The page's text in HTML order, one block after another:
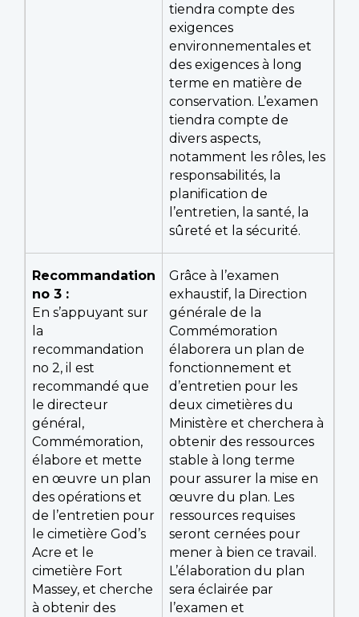
tiendra compte des
exigences
environnementales et
des exigences à long
terme en matière de
conservation. L’examen
tiendra compte de
divers aspects,
notamment les rôles, les
responsabilités, la
planification de
l’entretien, la santé, la
sûreté et la sécurité.
Recommandation
no 3 :
En s’appuyant sur
la
recommandation
no 2, il est
recommandé que
le directeur
général,
Commémoration,
élabore et mette
en œuvre un plan
des opérations et
de l’entretien pour
le cimetière God’s
Acre et le
cimetière Fort
Massey, et cherche
à obtenir des
Grâce à l’examen
exhaustif, la Direction
générale de la
Commémoration
élaborera un plan de
fonctionnement et
d’entretien pour les
deux cimetières du
Ministère et cherchera à
obtenir des ressources
stable à long terme
pour assurer la mise en
œuvre du plan. Les
ressources requises
seront cernées pour
mener à bien ce travail.
L’élaboration du plan
sera éclairée par
l’examen et